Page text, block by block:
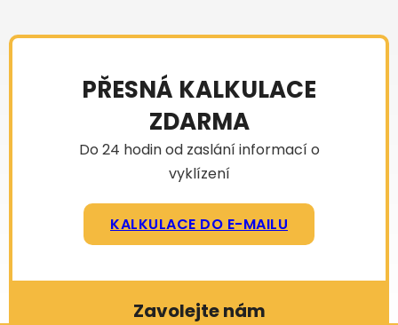
PŘESNÁ KALKULACE
ZDARMA
Do 24 hodin od zaslání informací o
vyklízení
KALKULACE DO E-MAILU
Zavolejte nám